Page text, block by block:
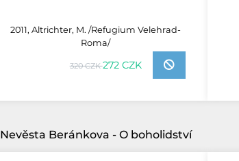
2011, Altrichter, M. /Refugium Velehrad-
Roma/
320 CZK272 CZK
Nevěsta Beránkova - O boholidství